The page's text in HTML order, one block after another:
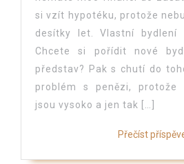
si vzít hypotéku, protože
desítky let. Vlastní bydlení
Chcete si pořídit nové
představ? Pak s chutí do
problém s penězi, protože
jsou vysoko a jen tak […]
Přečíst